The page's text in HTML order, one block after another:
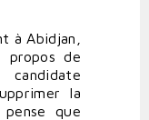
à Abidjan,
propos de
candidate
la
que